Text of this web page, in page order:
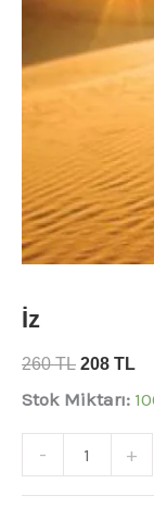
İz
260TL 208 TL
Stok Miktarı:
- +